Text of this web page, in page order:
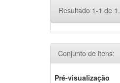
Resultado 1-1 de 1.
Conjunto de itens:
Pré-visualização